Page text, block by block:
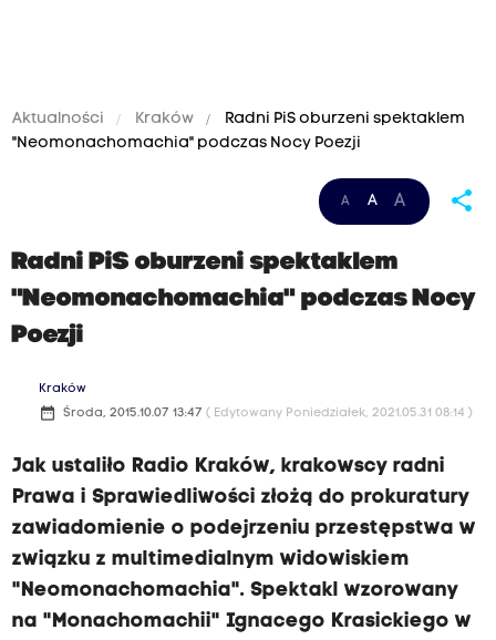
Aktualności Kraków
Radni PiS oburzeni spektaklem
"Neomonachomachia" podczas Nocy Poezji
A A A share
Radni PiS oburzeni spektaklem
"Neomonachomachia" podczas Nocy
Poezji
Kraków
date_range Środa, 2015.10.07 13:47 ( Edytowany Poniedziałek, 2021.05.31 08:14 )
Jak ustaliło Radio Kraków, krakowscy radni
Prawa i Sprawiedliwości złożą do prokuratury
zawiadomienie o podejrzeniu przestępstwa w
związku z multimedialnym widowiskiem
"Neomonachomachia". Spektakl wzorowany
na "Monachomachii" Ignacego Krasickiego w